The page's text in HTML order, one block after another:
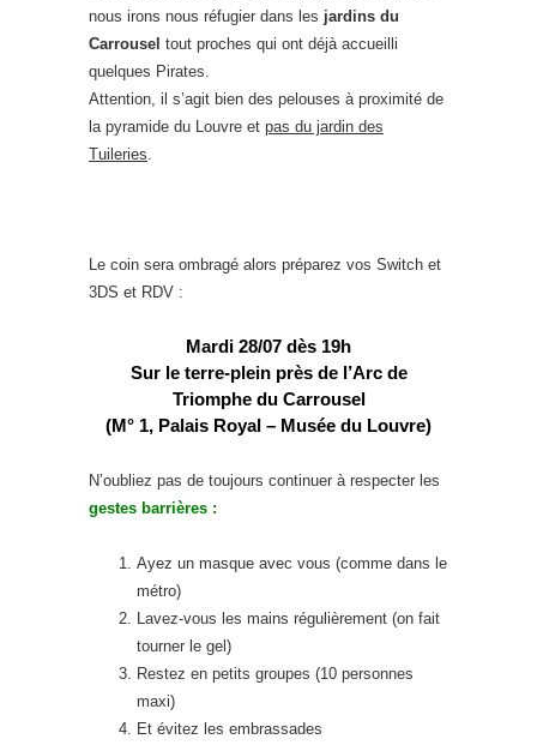
nous irons nous réfugier dans les jardins du
Carrousel tout proches qui ont déjà accueilli
quelques Pirates.
Attention, il s’agit bien des pelouses à proximité de
la pyramide du Louvre et pas du jardin des
Tuileries
Le coin sera ombragé alors préparez vos Switch et
3DS et RDV :
Mardi 28/07 dès 19h
Sur le terre-plein près de l’Arc de
Triomphe du Carrousel
(M° 1, Palais Royal – Musée du Louvre)
N’oubliez pas de toujours continuer à respecter les
gestes barrières :
Ayez un masque avec vous (comme dans le
métro)
Lavez-vous les mains régulièrement (on fait
tourner le gel)
Restez en petits groupes (10 personnes
maxi)
Et évitez les embrassades